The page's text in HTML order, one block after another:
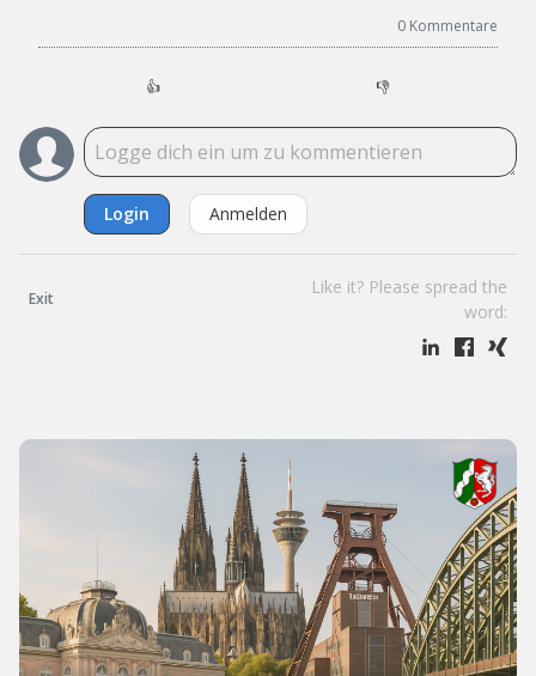
0 Kommentare
👍 👎
Login Anmelden
Exit
Like it? Please spread the
word: